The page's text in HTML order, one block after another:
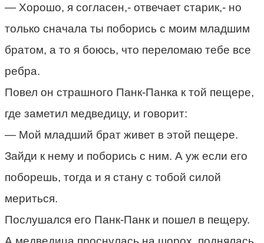
— Хорошо, я согласен,- отвечает старик,- но
только сначала ты поборись с моим младшим
братом, а то я боюсь, что переломаю тебе все
ребра.
Повел он страшного Панк-Панка к той пещере,
где заметил медведицу, и говорит:
— Мой младший брат живет в этой пещере.
Зайди к нему и поборись с ним. А уж если его
поборешь, тогда и я стану с тобой силой
мериться.
Послушался его Панк-Панк и пошел в пещеру.